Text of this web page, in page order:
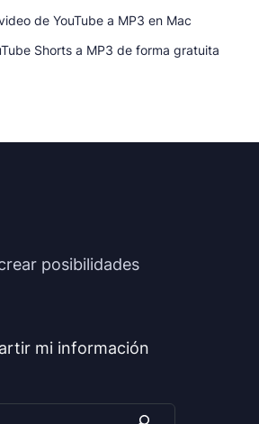
de YouTube a MP3 en Mac
Shorts a MP3 de forma gratuita
posibilidades
mi información